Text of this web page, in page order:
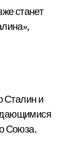
станет
Сталин и
Союза.